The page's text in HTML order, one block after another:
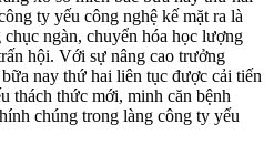
ty yếu công nghệ kế mặt ra là
ngàn, chuyển hóa học lượng
hội. Với sự nâng cao trưởng
nay thứ hai liên tục được cải tiến
thách thức mới, minh căn bệnh
chúng trong làng công ty yếu